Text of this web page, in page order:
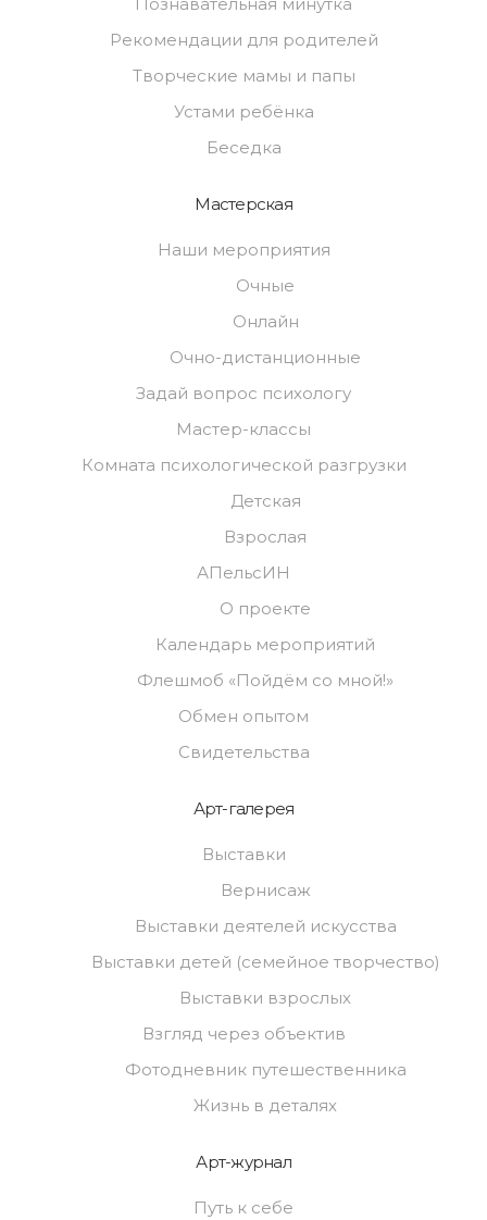
Рекомендации для родителей
Творческие мамы и папы
Устами ребёнка
Беседка
Мастерская
Наши мероприятия
Очные
Онлайн
Очно-дистанционные
Задай вопрос психологу
Мастер-классы
Комната психологической разгрузки
Детская
Взрослая
АПельсИН
О проекте
Календарь мероприятий
Флешмоб «Пойдём со мной!»
Обмен опытом
Свидетельства
Арт-галерея
Выставки
Вернисаж
Выставки деятелей искусства
Выставки детей (семейное творчество)
Выставки взрослых
Взгляд через объектив
Фотодневник путешественника
Жизнь в деталях
Арт-журнал
Путь к себе